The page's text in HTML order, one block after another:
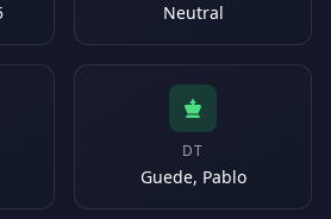
Neutral
DT
Guede, Pablo